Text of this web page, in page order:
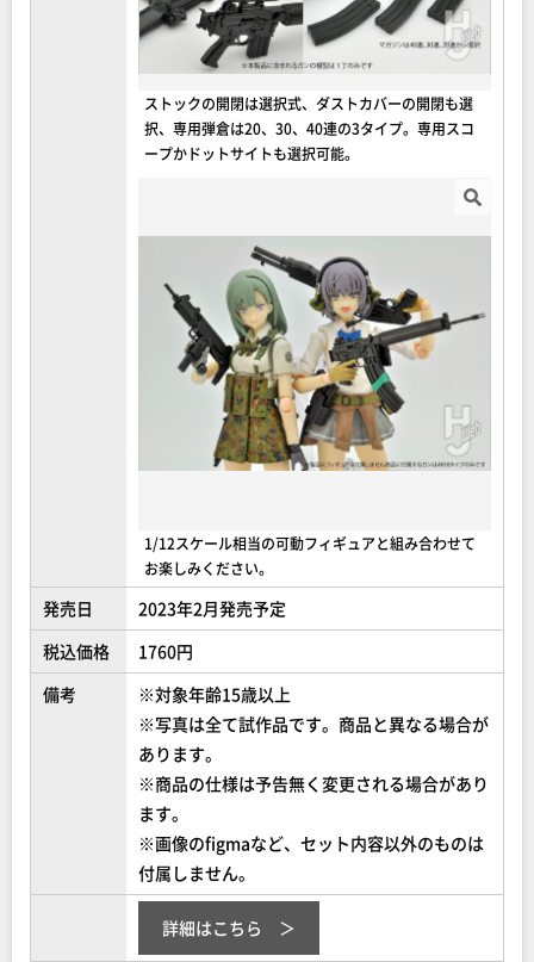
ストックの開閉は選択式、ダストカバーの開閉も選
択、専用弾倉は20、30、40連の3タイプ。専用スコ
ープかドットサイトも選択可能。
1/12スケール相当の可動フィギュアと組み合わせて
お楽しみください。
発売日
2023年2月発売予定
税込価格
1760円
備考
※対象年齢15歳以上
※写真は全て試作品です。商品と異なる場合が
あります。
※商品の仕様は予告無く変更される場合があり
ます。
※画像のfigmaなど、セット内容以外のものは
付属しません。
詳細はこちら